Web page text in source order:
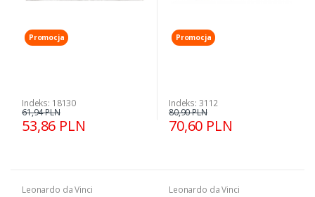
Promocja
Indeks: 18130
53,86 PLN
61,94 PLN
Promocja
Indeks: 3112
70,60 PLN
80,90 PLN
Leonardo da Vinci Leonardo da Vinci